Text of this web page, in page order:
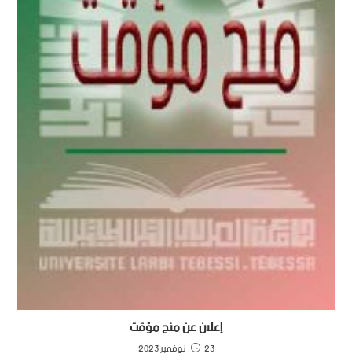
إعلان عن منح مؤقت
23 نوفمبر 2023